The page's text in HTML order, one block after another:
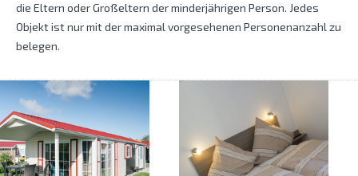
die Eltern oder Großeltern der minderjährigen Person. Jedes
Objekt ist nur mit der maximal vorgesehenen Personenanzahl zu
belegen.